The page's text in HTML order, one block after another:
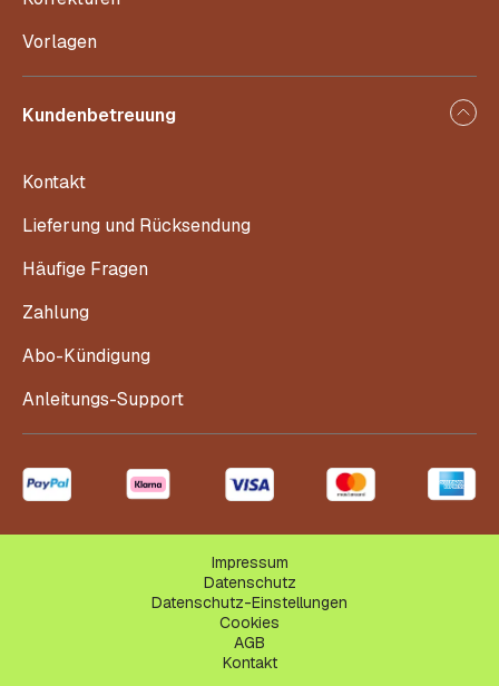
Vorlagen
Kundenbetreuung
Kontakt
Lieferung und Rücksendung
Häufige Fragen
Zahlung
Abo-Kündigung
Anleitungs-Support
Impressum
Datenschutz
Datenschutz-Einstellungen
Cookies
AGB
Kontakt